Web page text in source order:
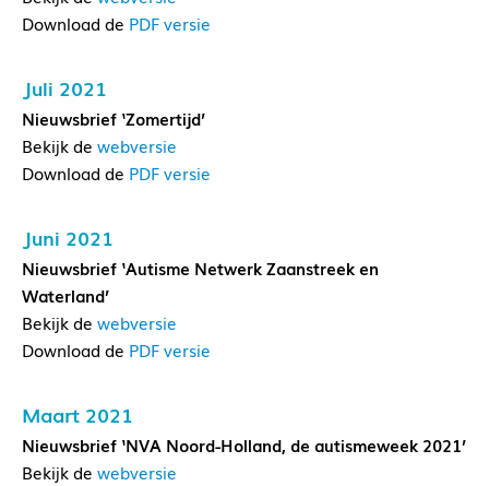
Download de PDF versie
Juli 2021
Nieuwsbrief ‘Zomertijd’
Bekijk de webversie
Download de PDF versie
Juni 2021
Nieuwsbrief ‘Autisme Netwerk Zaanstreek en
Waterland’
Bekijk de webversie
Download de PDF versie
Maart 2021
Nieuwsbrief ‘NVA Noord-Holland, de autismeweek 2021’
Bekijk de webversie